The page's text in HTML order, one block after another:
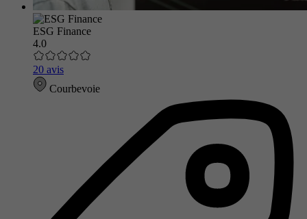
ESG Finance
4.0
20 avis
Courbevoie